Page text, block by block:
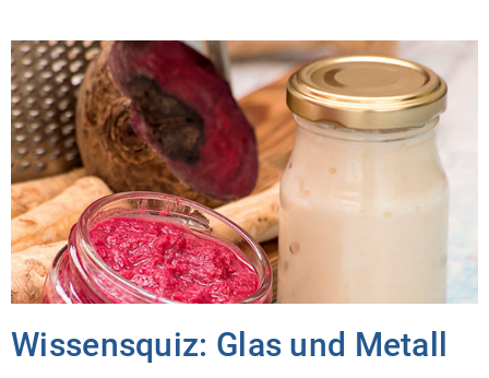
Wissensquiz: Glas und Metall